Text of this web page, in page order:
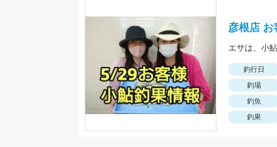
彦根店 お
釣行日
釣場
釣魚
釣果